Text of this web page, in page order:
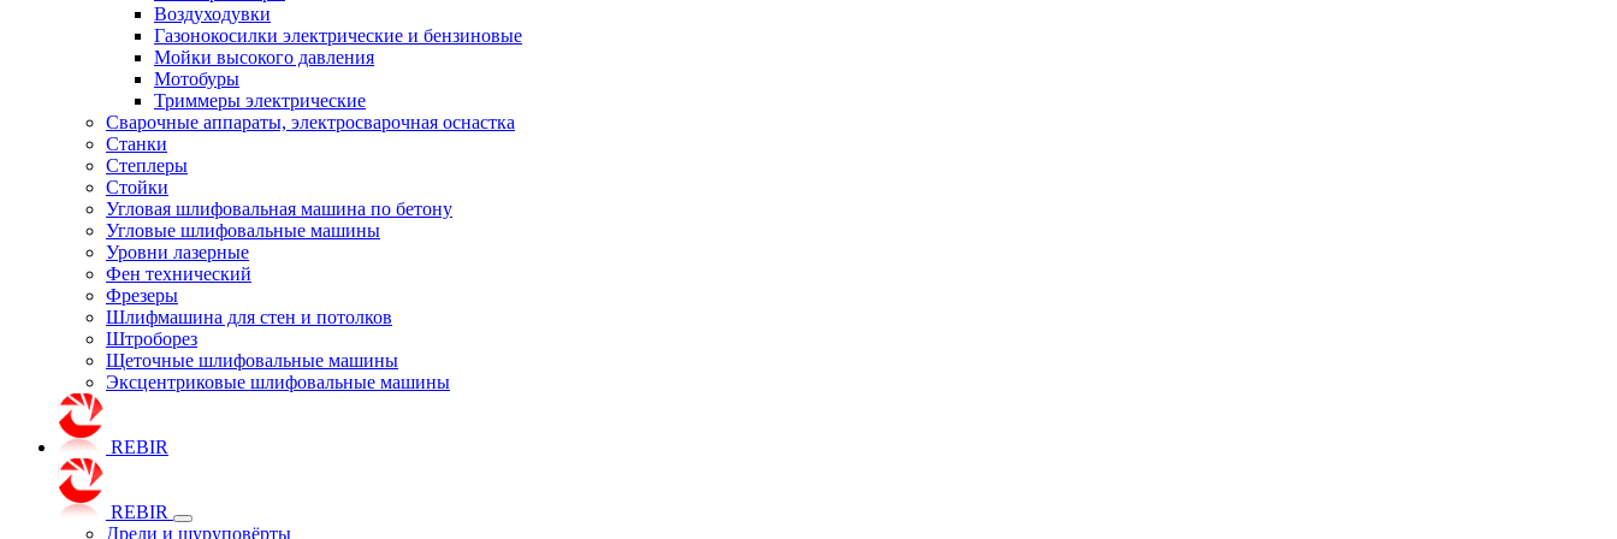
Воздуходувки
Газонокосилки электрические и бензиновые
Мойки высокого давления
Мотобуры
Триммеры электрические
Сварочные аппараты, электросварочная оснастка
Станки
Степлеры
Стойки
Угловая шлифовальная машина по бетону
Угловые шлифовальные машины
Уровни лазерные
Фен технический
Фрезеры
Шлифмашина для стен и потолков
Штроборез
Щеточные шлифовальные машины
Эксцентриковые шлифовальные машины
REBIR
REBIR
Дрели и шуруповёрты